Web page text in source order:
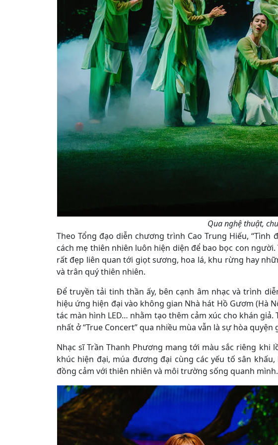
Qua nghệ thuật,
Theo Tổng đạo diễn chương trình Cao Trung Hiếu, “Tình
cách mẹ thiên nhiên luôn hiện diện để bao bọc con
rất đẹp liên quan tới giọt sương, hoa lá, khu rừng hay
và trân quý thiên nhiên.
Để truyền tải tinh thần ấy, bên cạnh âm nhạc và trình
hiệu ứng hiện đại vào không gian Nhà hát Hồ Gươm (Hà
tác màn hình LED… nhằm tạo thêm cảm xúc cho khán
nhất ở “True Concert” qua nhiều mùa vẫn là sự hòa quyện
Nhạc sĩ Trần Thanh Phương mang tới màu sắc riêng khi
khúc hiện đại, múa đương đại cùng các yếu tố sân
đồng cảm với thiên nhiên và môi trường sống quanh mình.